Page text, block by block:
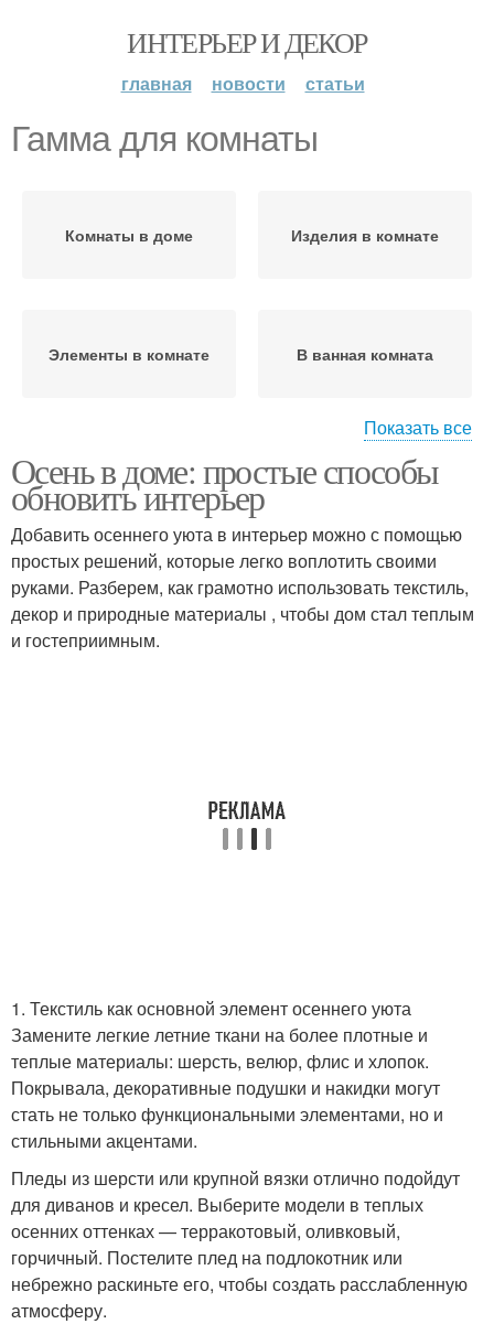
ИНТЕРЬЕР И ДЕКОР
главная новости статьи
Гамма для комнаты
Комнаты в доме Изделия в комнате
Элементы в комнате В ванная комната
Атмосфера в комнате
Показать все
Осень в доме: простые способы
обновить интерьер
Добавить осеннего уюта в интерьер можно с помощью
простых решений, которые легко воплотить своими
руками. Разберем, как грамотно использовать текстиль,
декор и природные материалы , чтобы дом стал теплым
и гостеприимным.
1. Текстиль как основной элемент осеннего уюта
Замените легкие летние ткани на более плотные и
теплые материалы: шерсть, велюр, флис и хлопок.
Покрывала, декоративные подушки и накидки могут
стать не только функциональными элементами, но и
стильными акцентами.
Пледы из шерсти или крупной вязки отлично подойдут
для диванов и кресел. Выберите модели в теплых
осенних оттенках — терракотовый, оливковый,
горчичный. Постелите плед на подлокотник или
небрежно раскиньте его, чтобы создать расслабленную
атмосферу.